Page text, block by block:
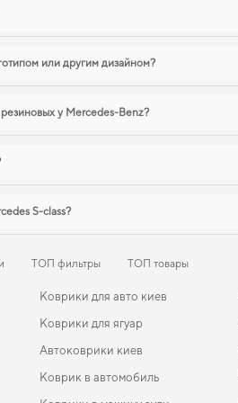
или другим дизайном?
у Mercedes-Benz?
S-class?
ТОП фильтры ТОП товары
Коврики для авто киев
Коврики для ягуар
Автоковрики киев
Коврик в автомобиль